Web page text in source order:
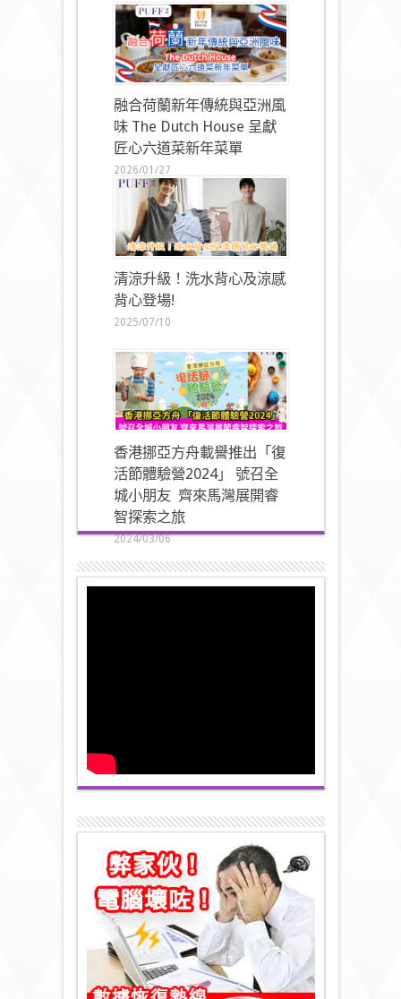
融合荷蘭新年傳統與亞洲風
味 The Dutch House 呈獻
匠心六道菜新年菜單
2026/01/27
清涼升級！洗水背心及涼感
背心登場!
2025/07/10
香港挪亞方舟載譽推出「復
活節體驗營2024」 號召全
城小朋友 齊來馬灣展開睿
智探索之旅
2024/03/06